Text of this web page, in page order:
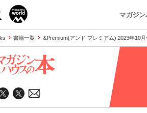
マガジ
書籍一覧 &Premium(アンド プレミアム) 2023年10月